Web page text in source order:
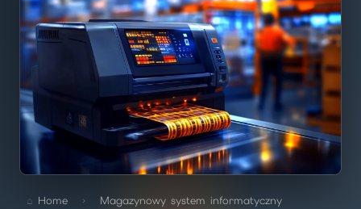
Home
Magazynowy system informatyczny